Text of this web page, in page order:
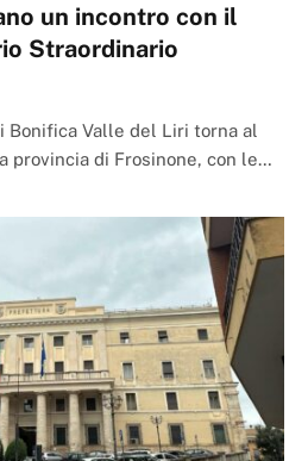
un incontro con il
Straordinario
Bonifica Valle del Liri torna al
provincia di Frosinone, con le…